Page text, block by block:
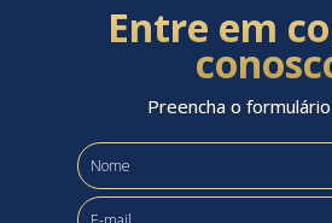
Entre em
Preencha o